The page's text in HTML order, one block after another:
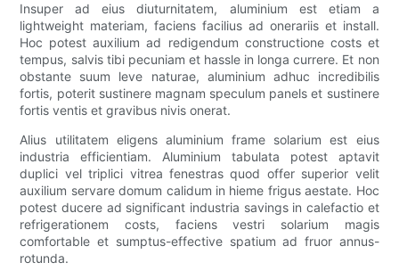
Insuper ad eius diuturnitatem, aluminium est etiam a
lightweight materiam, faciens facilius ad onerariis et install.
Hoc potest auxilium ad redigendum constructione costs et
tempus, salvis tibi pecuniam et hassle in longa currere. Et non
obstante suum leve naturae, aluminium adhuc incredibilis
fortis, poterit sustinere magnam speculum panels et sustinere
fortis ventis et gravibus nivis onerat.
Alius utilitatem eligens aluminium frame solarium est eius
industria efficientiam. Aluminium tabulata potest aptavit
duplici vel triplici vitrea fenestras quod offer superior velit
auxilium servare domum calidum in hieme frigus aestate. Hoc
potest ducere ad significant industria savings in calefactio et
refrigerationem costs, faciens vestri solarium magis
comfortable et sumptus-effective spatium ad fruor annus-
rotunda.